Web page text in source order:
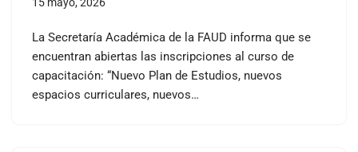
15 mayo, 2026
La Secretaría Académica de la FAUD informa que se
encuentran abiertas las inscripciones al curso de
capacitación: “Nuevo Plan de Estudios, nuevos
espacios curriculares, nuevos…